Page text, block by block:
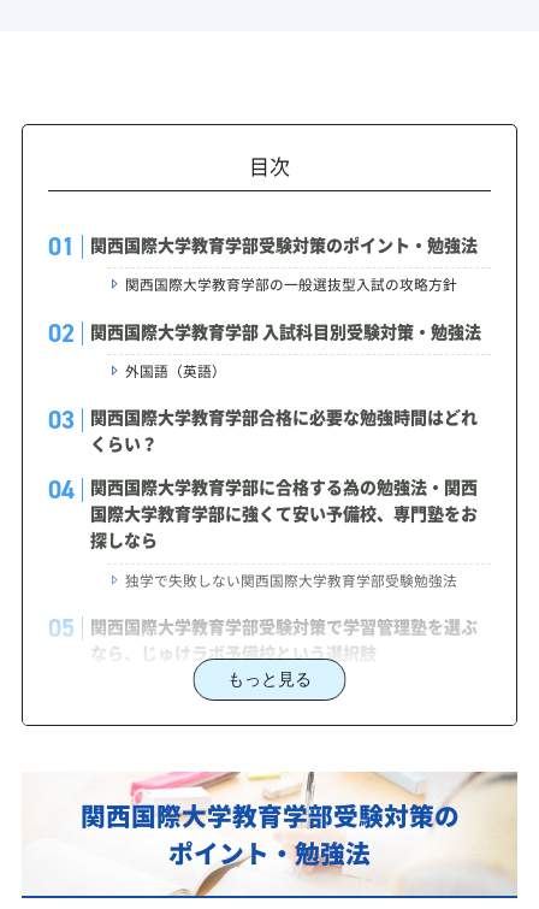
目次
関西国際大学教育学部受験対策のポイント・勉強法
関西国際大学教育学部の一般選抜型入試の攻略方針
関西国際大学教育学部 入試科目別受験対策・勉強法
外国語（英語）
関西国際大学教育学部合格に必要な勉強時間はどれ
くらい？
関西国際大学教育学部に合格する為の勉強法・関西
国際大学教育学部に強くて安い予備校、専門塾をお
探しなら
独学で失敗しない関西国際大学教育学部受験勉強法
関西国際大学教育学部受験対策で学習管理塾を選ぶ
なら、じゅけラボ予備校という選択肢
2027年度（令和9年度）関西国際大学教育学部入試
に対応した受験対策カリキュラム・学習計画を提供
関西国際大学教育学部対策カリキュラムのポイント
あなたにピッタリ合った「関西国際大学教育学部対
策のオーダーメイドカリキュラム」から得られる成
もっと見る
関西国際大学教育学部受験対策の
ポイント・勉強法